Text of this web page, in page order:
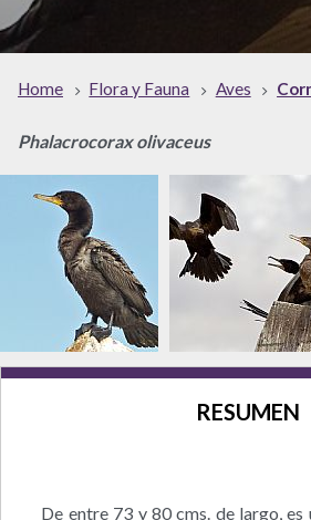
Home Flora y Fauna Aves
Phalacrocorax olivaceus
RESUMEN
De entre 73 y 80 cms. de largo, es